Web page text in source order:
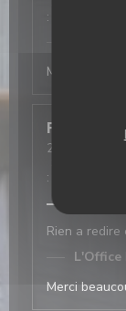
:
Merci
Frédéric
2026-08-01
:
Rien a
L'Office
Merci